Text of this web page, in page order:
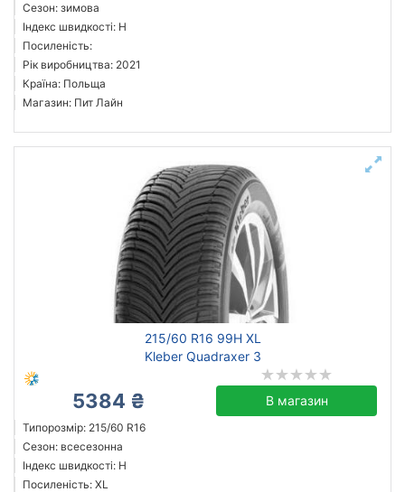
Сезон: зимова
Індекс швидкості: H
Посиленість:
Рік виробництва: 2021
Країна: Польща
Магазин: Пит Лайн
215/60 R16 99H XL
Kleber Quadraxer 3
5384 ₴ В магазин
Типорозмір: 215/60 R16
Сезон: всесезонна
Індекс швидкості: H
Посиленість: XL